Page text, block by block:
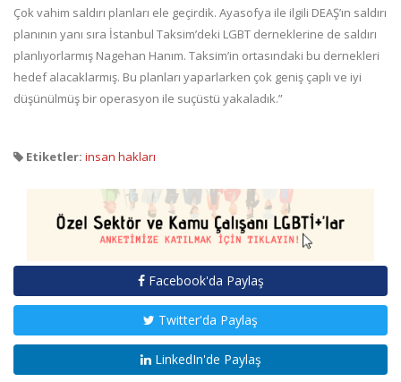
Çok vahim saldırı planları ele geçirdik. Ayasofya ile ilgili DEAŞ’ın saldırı
planının yanı sıra İstanbul Taksim’deki LGBT derneklerine de saldırı
planlıyorlarmış Nagehan Hanım. Taksim’in ortasındaki bu dernekleri
hedef alacaklarmış. Bu planları yaparlarken çok geniş çaplı ve iyi
düşünülmüş bir operasyon ile suçüstü yakaladık.”
Etiketler: insan hakları
Facebook'da Paylaş
Twitter'da Paylaş
LinkedIn'de Paylaş